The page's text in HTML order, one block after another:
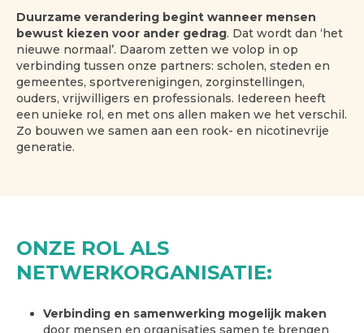
Duurzame verandering begint wanneer mensen
bewust kiezen voor ander gedrag. Dat wordt dan ‘het
nieuwe normaal’. Daarom zetten we volop in op
verbinding tussen onze partners: scholen, steden en
gemeentes, sportverenigingen, zorginstellingen,
ouders, vrijwilligers en professionals. Iedereen heeft
een unieke rol, en met ons allen maken we het verschil.
Zo bouwen we samen aan een rook- en nicotinevrije
generatie.
ONZE ROL ALS
NETWERKORGANISATIE:
Verbinding en samenwerking mogelijk maken